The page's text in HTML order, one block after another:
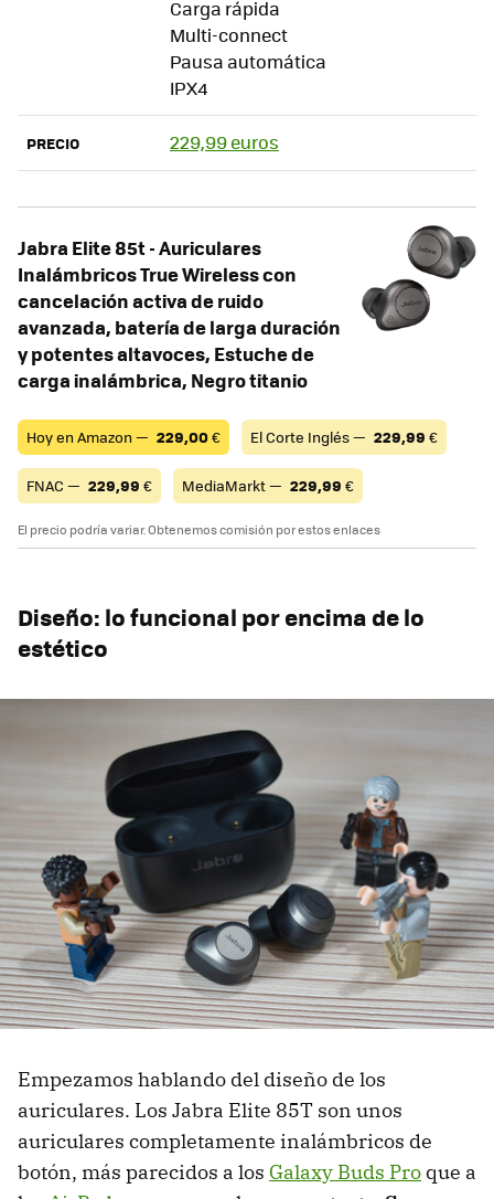
Carga rápida
Multi-connect
Pausa automática
IPX4
PRECIO 229,99 euros
Jabra Elite 85t - Auriculares
Inalámbricos True Wireless con
cancelación activa de ruido
avanzada, batería de larga duración
y potentes altavoces, Estuche de
carga inalámbrica, Negro titanio
Hoy en Amazon — 229,00€ El Corte Inglés — 229,99 €
FNAC — 229,99 € MediaMarkt — 229,99 €
El precio podría variar. Obtenemos comisión por estos enlaces
Diseño: lo funcional por encima de lo
estético
Empezamos hablando del diseño de los
auriculares. Los Jabra Elite 85T son unos
auriculares completamente inalámbricos de
botón, más parecidos a los Galaxy Buds Pro que a